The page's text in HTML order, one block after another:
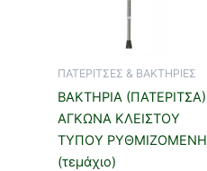
ΠΑΤΕΡΙΤΣΕΣ & ΒΑΚΤΗΡΙΕΣ
ΒΑΚΤΗΡΙΑ (ΠΑΤΕΡΙΤΣΑ)
ΑΓΚΩΝΑ ΚΛΕΙΣΤΟΥ
ΤΥΠΟΥ ΡΥΘΜΙΖΟΜΕΝΗ
(τεμάχιο)